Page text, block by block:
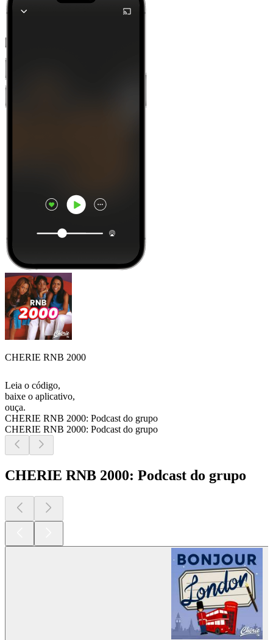
CHERIE RNB 2000
Leia o código,
baixe o aplicativo,
ouça.
CHERIE RNB 2000: Podcast do grupo
CHERIE RNB 2000: Podcast do grupo
CHERIE RNB 2000: Podcast do grupo